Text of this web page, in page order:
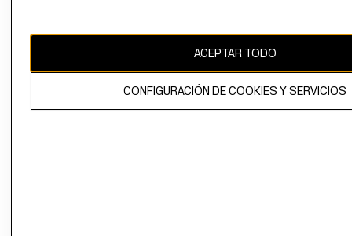
CAMBIAR REGIÓN
ACEPTAR TODO
CONFIGURACIÓN DE COOKIES Y SERVICIOS